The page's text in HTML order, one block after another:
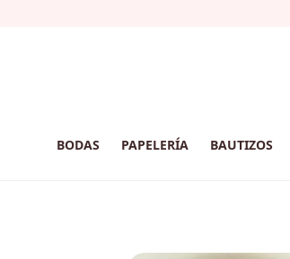
BODAS PAPELERÍA BAUTIZOS